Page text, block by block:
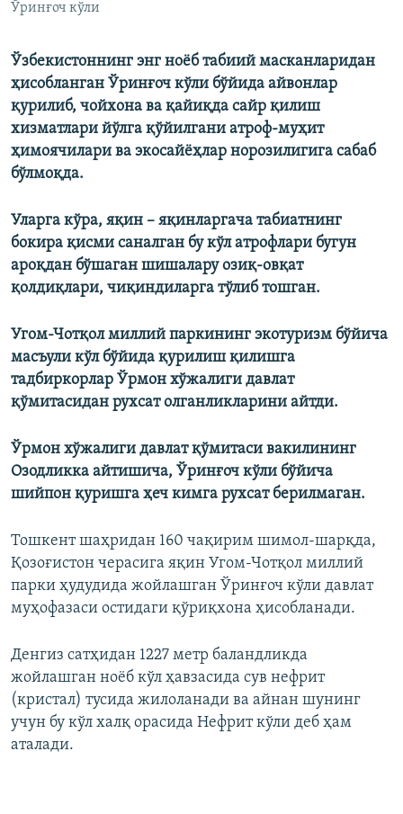
Ўринғоч кўли
Ўзбекистоннинг энг ноёб табиий масканларидан
ҳисобланган Ўринғоч кўли бўйида айвонлар
қурилиб, чойхона ва қайиқда сайр қилиш
хизматлари йўлга қўйилгани атроф-муҳит
ҳимоячилари ва экосайёҳлар норозилигига сабаб
бўлмоқда.
Уларга кўра, яқин – яқинларгача табиатнинг
бокира қисми саналган бу кўл атрофлари бугун
ароқдан бўшаган шишалару озиқ-овқат
қолдиқлари, чиқиндиларга тўлиб тошган.
Угом-Чотқол миллий паркининг экотуризм бўйича
масъули кўл бўйида қурилиш қилишга
тадбиркорлар Ўрмон хўжалиги давлат
қўмитасидан рухсат олганликларини айтди.
Ўрмон хўжалиги давлат қўмитаси вакилининг
Озодликка айтишича, Ўринғоч кўли бўйича
шийпон қуришга ҳеч кимга рухсат берилмаган.​
Тошкент шаҳридан 160 чақирим шимол-шарқда,
Қозоғистон черасига яқин Угом-Чотқол миллий
парки ҳудудида жойлашган Ўринғоч кўли давлат
муҳофазаси остидаги қўриқхона ҳисобланади.
Денгиз сатҳидан 1227 метр баландликда
жойлашган ноёб кўл ҳавзасида сув нефрит
(кристал) тусида жилоланади ва айнан шунинг
учун бу кўл халқ орасида Нефрит кўли деб ҳам
аталади.